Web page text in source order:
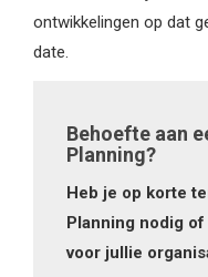
ontwikkelingen op dat
date.
Behoefte aan
Planning?
Heb je op korte
Planning nodig
voor jullie